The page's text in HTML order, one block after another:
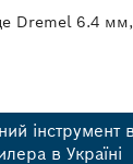
Dremel 6.4
інструмент
в Україні